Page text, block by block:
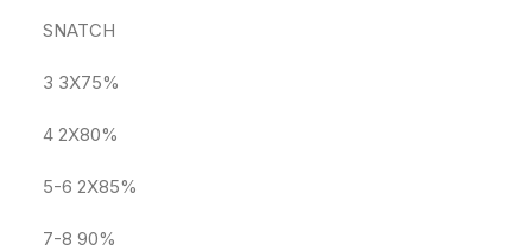
SNATCH
3 3X75%
4 2X80%
5-6 2X85%
7-8 90%